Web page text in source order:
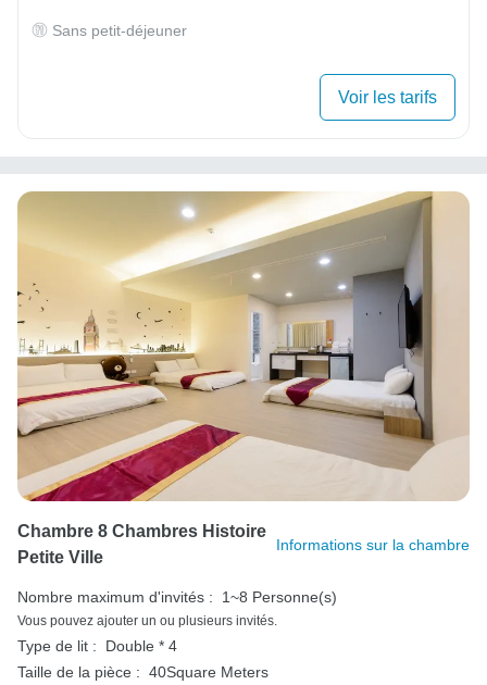
Sans petit-déjeuner
Voir les tarifs
Chambre 8 Chambres Histoire
Petite Ville
Informations sur la chambre
Nombre maximum d'invités : 1~8 Personne(s)
Vous pouvez ajouter un ou plusieurs invités.
Type de lit :
Double * 4
Taille de la pièce : 40Square Meters